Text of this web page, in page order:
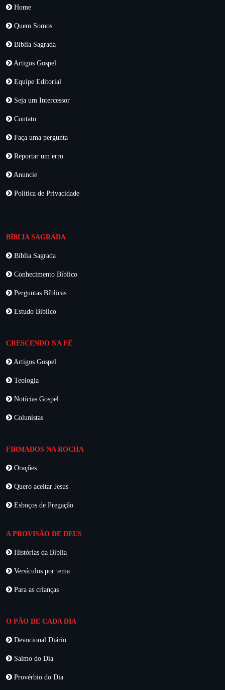
Home
Quem Somos
Bíblia Sagrada
Artigos Gospel
Equipe Editorial
Seja um Intercessor
Contato
Faça uma pergunta
Reportar um erro
Anuncie
Política de Privacidade
BÍBLIA SAGRADA
Bíblia Sagrada
Conhecimento Bíblico
Perguntas Bíblicas
Estudo Bíblico
CRESCENDO NA FÉ
Artigos Gospel
Teologia
Notícias Gospel
Colunistas
FIRMADOS NA ROCHA
Orações
Quero aceitar Jesus
Esboços de Pregação
A PROVISÃO DE DEUS
Histórias da Bíblia
Versículos por tema
Para as crianças
O PÃO DE CADA DIA
Devocional Diário
Salmo do Dia
Provérbio do Dia